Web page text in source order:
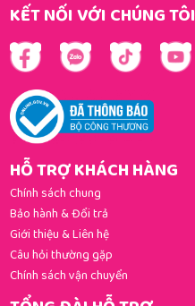
KẾT NỐI VỚI CHÚNG TÔI
HỖ TRỢ KHÁCH HÀNG
Chính sách chung
Bảo hành & Đổi trả
Giới thiệu & Liên hệ
Câu hỏi thường gặp
Chính sách vận chuyển